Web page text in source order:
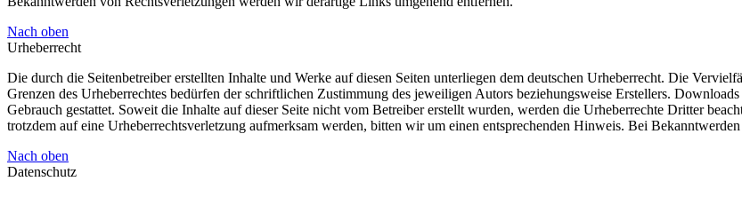
Nach oben
Urheberrecht
Die durch die Seitenbetreiber erstellten Inhalte und Werke auf diesen Seiten unterliegen dem deutschen Urheberrecht. Die
Grenzen des Urheberrechtes bedürfen der schriftlichen Zustimmung des jeweiligen Autors beziehungsweise Erstellers.
Gebrauch gestattet. Soweit die Inhalte auf dieser Seite nicht vom Betreiber erstellt wurden, werden die Urheberrechte Dritter
trotzdem auf eine Urheberrechtsverletzung aufmerksam werden, bitten wir um einen entsprechenden Hinweis. Bei
Nach oben
Datenschutz